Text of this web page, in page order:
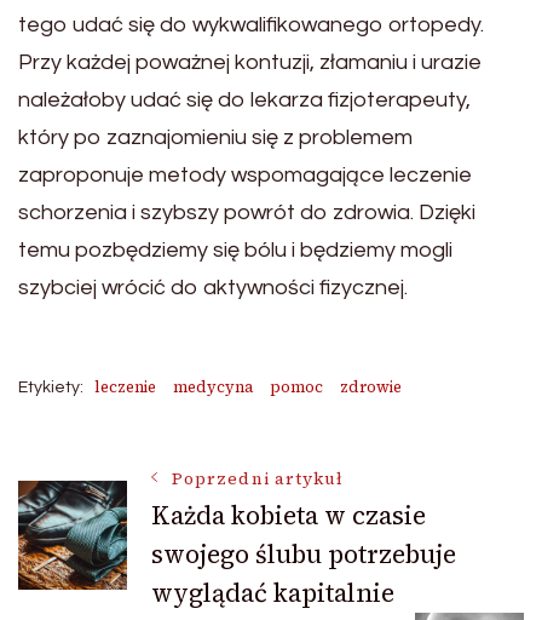
tego udać się do wykwalifikowanego ortopedy.
Przy każdej poważnej kontuzji, złamaniu i urazie
należałoby udać się do lekarza fizjoterapeuty,
który po zaznajomieniu się z problemem
zaproponuje metody wspomagające leczenie
schorzenia i szybszy powrót do zdrowia. Dzięki
temu pozbędziemy się bólu i będziemy mogli
szybciej wrócić do aktywności fizycznej.
Etykiety: leczenie medycyna pomoc zdrowie
Nawigacja
wpisu
Poprzedni artykuł
Każda kobieta w czasie
swojego ślubu potrzebuje
wyglądać kapitalnie